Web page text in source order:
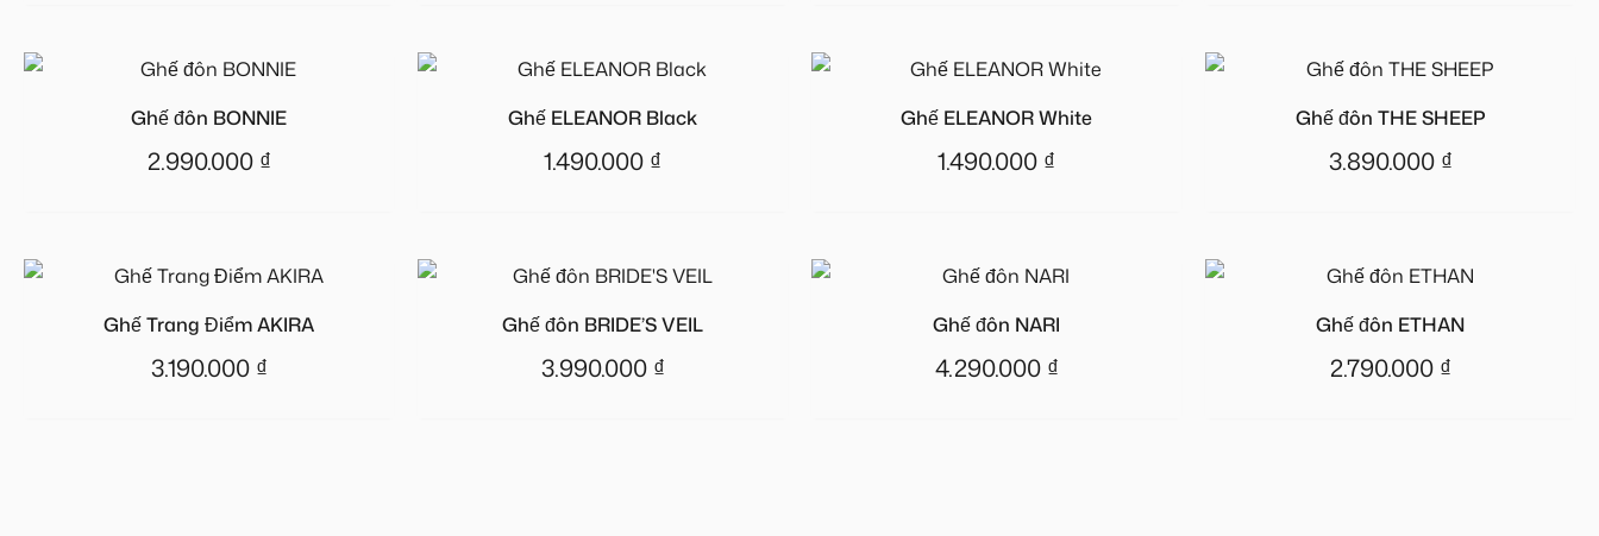
Ghế đôn BONNIE
2.990.000 ₫
Ghế ELEANOR Black
1.490.000 ₫
Ghế ELEANOR White
1.490.000 ₫
Ghế đôn THE SHEEP
3.890.000 ₫
Ghế Trang Điểm AKIRA
3.190.000 ₫
Ghế đôn BRIDE’S VEIL
3.990.000 ₫
Ghế đôn NARI
4.290.000 ₫
Ghế đôn ETHAN
2.790.000 ₫